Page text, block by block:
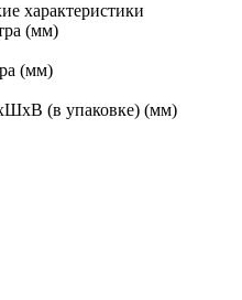
характеристики
(мм)
(мм)
(в упаковке) (мм)